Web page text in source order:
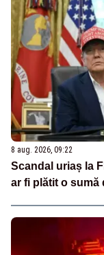
8 aug. 2026, 09:22
Scandal uriaș la
ar fi plătit o sumă